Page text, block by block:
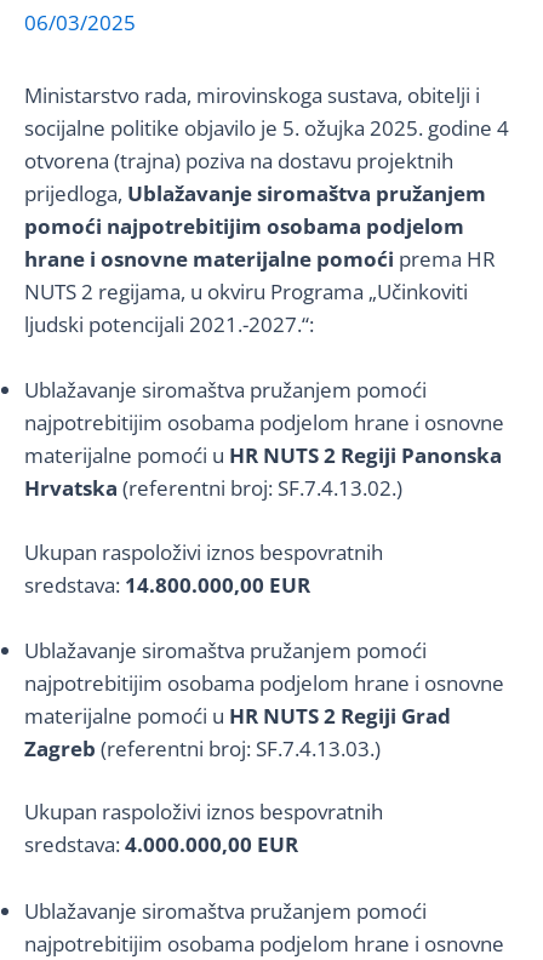
06/03/2025
Ministarstvo rada, mirovinskoga sustava, obitelji i
socijalne politike objavilo je 5. ožujka 2025. godine 4
otvorena (trajna) poziva na dostavu projektnih
prijedloga, Ublažavanje siromaštva pružanjem
pomoći najpotrebitijim osobama podjelom
hrane i osnovne materijalne pomoći prema HR
NUTS 2 regijama, u okviru Programa „Učinkoviti
ljudski potencijali 2021.-2027.“:
Ublažavanje siromaštva pružanjem pomoći
najpotrebitijim osobama podjelom hrane i osnovne
materijalne pomoći u HR NUTS 2 Regiji Panonska
Hrvatska (referentni broj: SF.7.4.13.02.)
Ukupan raspoloživi iznos bespovratnih
sredstava: 14.800.000,00 EUR
Ublažavanje siromaštva pružanjem pomoći
najpotrebitijim osobama podjelom hrane i osnovne
materijalne pomoći u HR NUTS 2 Regiji Grad
Zagreb (referentni broj: SF.7.4.13.03.)
Ukupan raspoloživi iznos bespovratnih
sredstava:4.000.000,00 EUR
Ublažavanje siromaštva pružanjem pomoći
najpotrebitijim osobama podjelom hrane i osnovne